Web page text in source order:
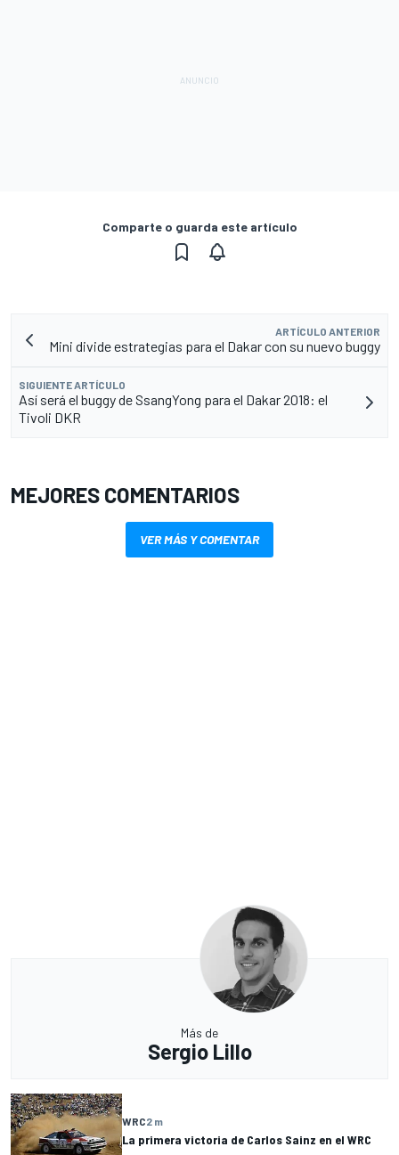
Comparte o guarda este artículo
ARTÍCULO ANTERIOR
Mini divide estrategias para el Dakar con su nuevo buggy
SIGUIENTE ARTÍCULO
Así será el buggy de SsangYong para el Dakar 2018: el
Tivoli DKR
MEJORES COMENTARIOS
VER MÁS Y COMENTAR
Más de
Sergio Lillo
WRC2 m
La primera victoria de Carlos Sainz en el WRC